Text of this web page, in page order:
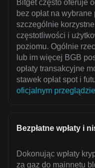
Bitget często oferuje
bez opłat na
szczególnie
częstotliwości i
poziomu. Ogólnie
lub im więcej BGB
opłaty transakcyjne
stawek opłat spot i
oficjalnym
Bezpłatne wpłaty i
Dokonując wpłaty
za gaz do mainnetu